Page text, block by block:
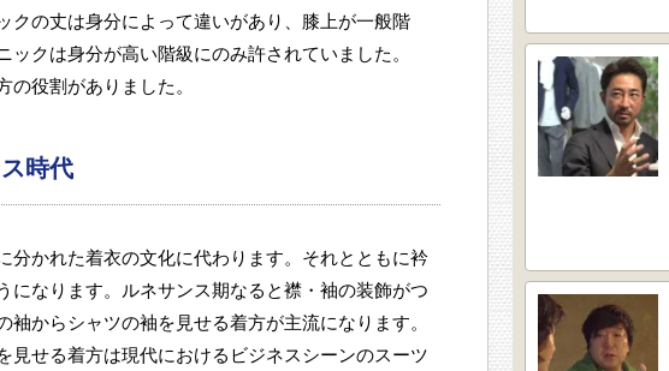
クの丈は身分によって違いがあり、膝上が一般階
ックは身分が高い階級にのみ許されていました。
の役割がありました。
時代
分かれた着衣の文化に代わります。それとともに衿
になります。ルネサンス期なると襟・袖の装飾がつ
袖からシャツの袖を見せる着方が主流になります。
見せる着方は現代におけるビジネスシーンのスーツ